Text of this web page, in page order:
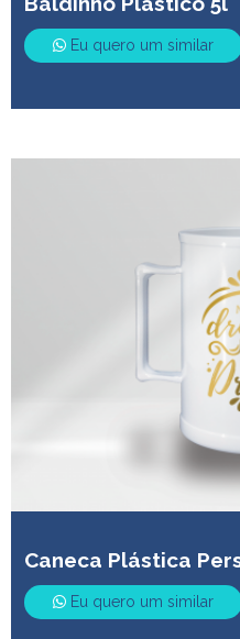
Eu quero um similar
Caneca Plástica
Eu quero um similar